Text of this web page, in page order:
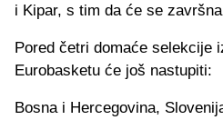
i Kipar, s tim da će se
Pored četri domaće selekcije
Eurobasketu će još nastupiti:
Bosna i Hercegovina,